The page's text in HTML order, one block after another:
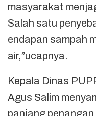
masyarakat
Salah satu
endapan sampah
air,”ucapnya.
Kepala Dinas
Agus Salim
panjang